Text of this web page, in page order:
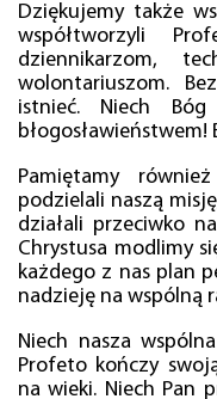
Dziękujemy także
współtworzyli
dziennikarzom,
wolontariuszom.
istnieć. Niech
błogosławieństwem!
Pamiętamy
podzielali naszą
działali przeciwko
Chrystusa modlimy
każdego z nas plan
nadzieję na wspólną
Niech nasza
Profeto kończy
na wieki. Niech Pan